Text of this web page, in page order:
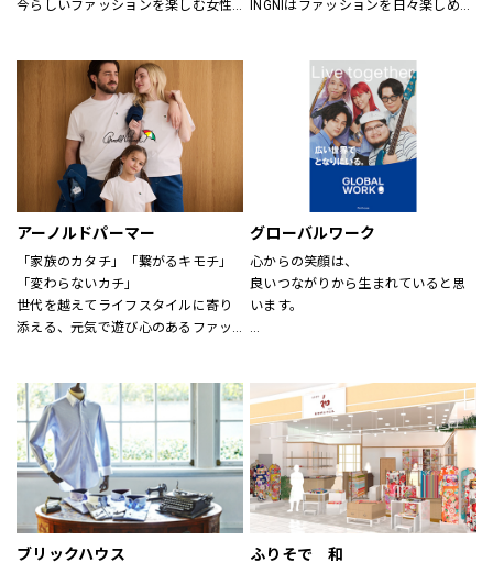
今らしいファッションを楽しむ女性
INGNIはファッションを日々楽しめ
アーノルドパーマー
「家族のカタチ」「繋がるキモチ」
「変わらないカチ」
世代を越えてライフスタイルに寄り
添える、元気で遊び心のあるファッ
れている「アーノルド パーマー」で
す。
※イーアスつくば店ではキッズの取
扱いはございません。
グローバルワーク
心からの笑顔は、
良いつながりから生まれていると思
います。
あなたの大切な人と、もっと笑顔に
なれる服を。
心地よさや好感を大切にした
“Good Feeling Wear”で
そんなつながりを、笑顔を、つくり
続けます。
ブリックハウス ふりそで 和